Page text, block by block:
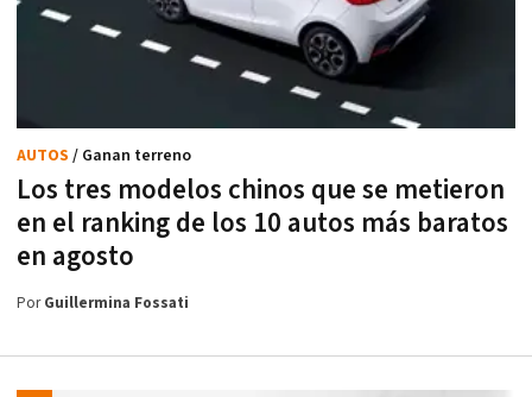
Los tres modelos chinos que se metieron
en el ranking de los 10 autos más baratos
en agosto
AUTOS / Ganan terreno
PorGuillermina Fossati